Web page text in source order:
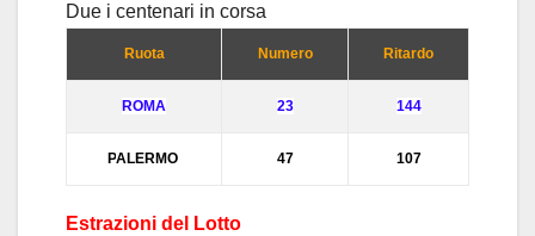
Due i centenari in corsa
Ruota Numero Ritardo
ROMA 23 144
PALERMO 47 107
Estrazioni del Lotto